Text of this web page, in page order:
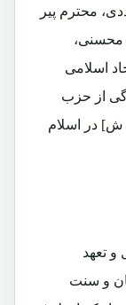
محترم پیر
محسنی،
اسلامی
از حزب
وحدت) بتاریخ 7 مارچ 1993 [16 حوت 1371 ش] در اسلام
و تعهد
و سنت